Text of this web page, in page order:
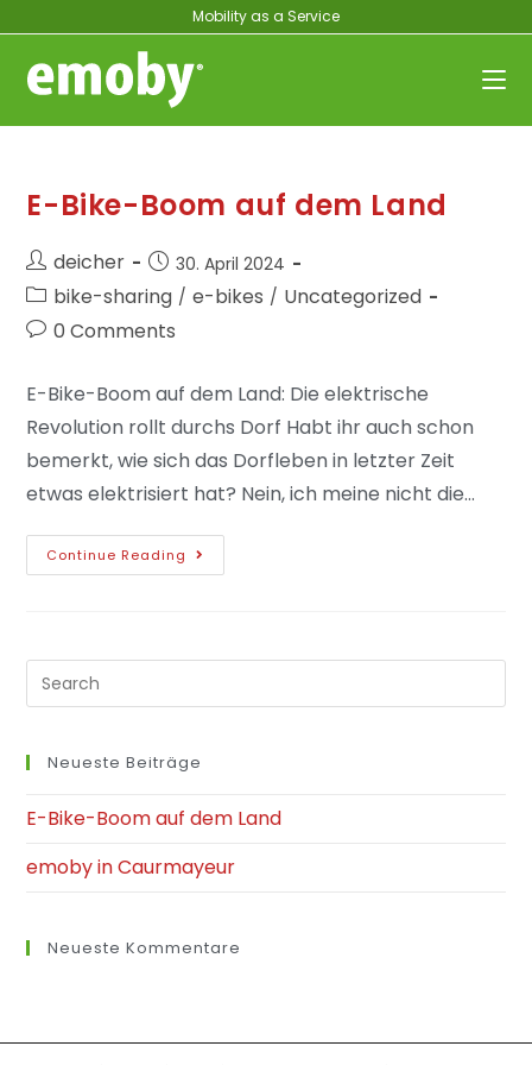
Mobility as a Service
E-Bike-Boom auf dem Land
deicher 30. April 2024
bike-sharing / e-bikes / Uncategorized
0 Comments
E-Bike-Boom auf dem Land: Die elektrische
Revolution rollt durchs Dorf Habt ihr auch schon
bemerkt, wie sich das Dorfleben in letzter Zeit
etwas elektrisiert hat? Nein, ich meine nicht die…
Continue Reading
Neueste Beiträge
E-Bike-Boom auf dem Land
emoby in Caurmayeur
Neueste Kommentare